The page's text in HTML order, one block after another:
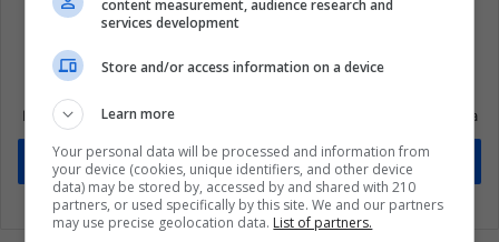
Suscríbete a nuestra lista de correos
Mantente informado sobre lo que está pasando en Latinoamérica
Suscríbete
content measurement, audience research and
services development
Store and/or access information on a device
Learn more
Your personal data will be processed and information from
your device (cookies, unique identifiers, and other device
data) may be stored by, accessed by and shared with 210
partners, or used specifically by this site. We and our partners
may use precise geolocation data. List of partners.